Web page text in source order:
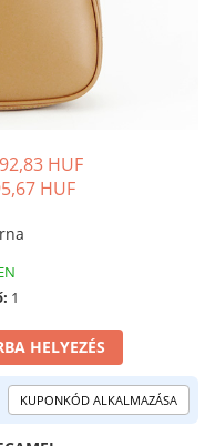
HUF
HUF
1
HELYEZÉS
KUPONKÓD ALKALMAZÁSA